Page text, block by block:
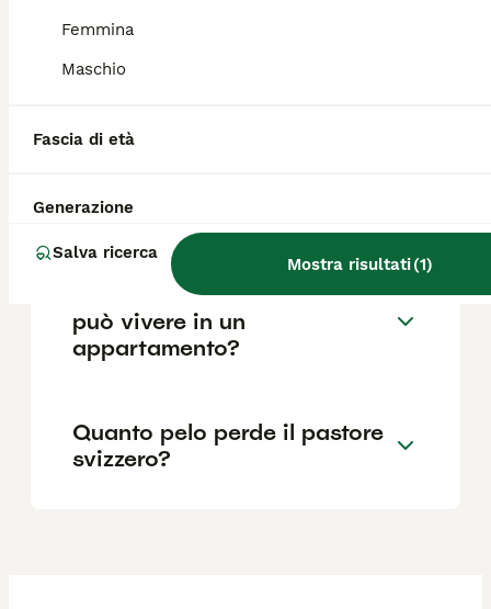
Femmina
Maschio
Fascia di età
Generazione
Salva ricerca
Mostra risultati(1)
Quanto dura un pastore
svizzeri?
Un Pastore Svizzero Bianco
può vivere in un
appartamento?
Quanto pelo perde il pastore
svizzero?